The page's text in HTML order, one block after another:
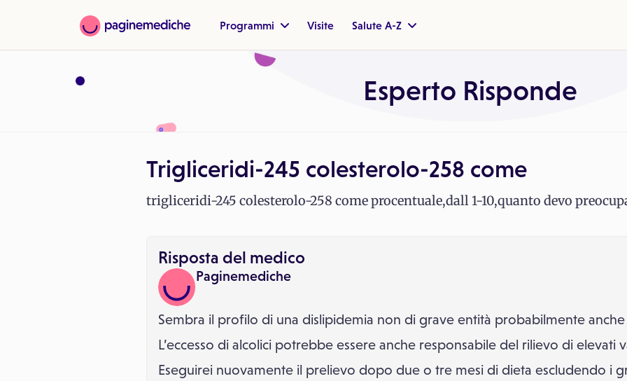
Programmi Visite Salute A-Z
Esperto Risponde
Trigliceridi-245 colesterolo-258 come
trigliceridi-245 colesterolo-258 come procentuale,dall 1-10,quanto devo
Risposta del medico
Paginemediche
Sembra il profilo di una dislipidemia non di grave entità probabilmente anche
L’eccesso di alcolici potrebbe essere anche responsabile del rilievo di elevati
Eseguirei nuovamente il prelievo dopo due o tre mesi di dieta escludendo i